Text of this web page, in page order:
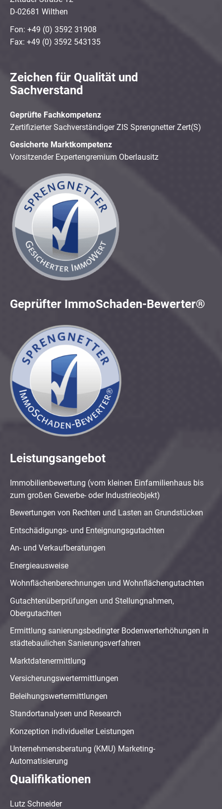
D-02681 Wilthen
Fon: +49 (0) 3592 31908
Fax: +49 (0) 3592 543135
Zeichen für Qualität und
Sachverstand
Geprüfte Fachkompetenz
Zertifizierter Sachverständiger ZIS Sprengnetter Zert(S)
Gesicherte Marktkompetenz
Vorsitzender Expertengremium Oberlausitz
Geprüfter ImmoSchaden-Bewerter®
Leistungsangebot
Immobilienbewertung (vom kleinen Einfamilienhaus bis
zum großen Gewerbe- oder Industrieobjekt)
Bewertungen von Rechten und Lasten an Grundstücken
Entschädigungs- und Enteignungsgutachten
An- und Verkaufberatungen
Energieausweise
Wohnflächenberechnungen und Wohnflächengutachten
Gutachtenüberprüfungen und Stellungnahmen,
Obergutachten
Ermittlung sanierungsbedingter Bodenwerterhöhungen in
städtebaulichen Sanierungsverfahren
Marktdatenermittlung
Versicherungswertermittlungen
Beleihungswertermittlungen
Standortanalysen und Research
Konzeption individueller Leistungen
Unternehmensberatung (KMU) Marketing-
Automatisierung
Qualifikationen
Lutz Schneider